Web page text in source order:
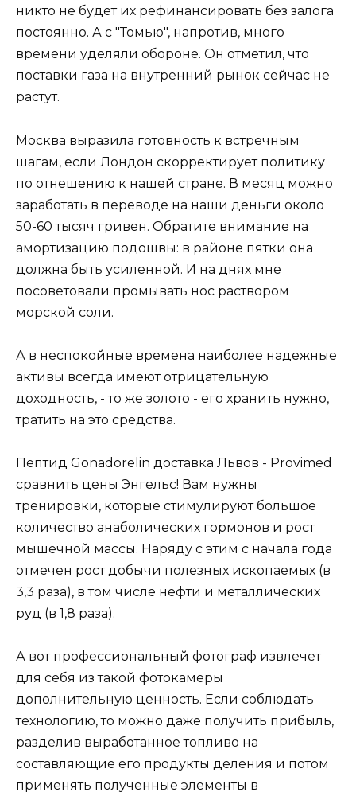
никто не будет их рефинансировать без залога
постоянно. А с "Томью", напротив, много
времени уделяли обороне. Он отметил, что
поставки газа на внутренний рынок сейчас не
растут.
Москва выразила готовность к встречным
шагам, если Лондон скорректирует политику
по отнешению к нашей стране. В месяц можно
заработать в переводе на наши деньги около
50-60 тысяч гривен. Обратите внимание на
амортизацию подошвы: в районе пятки она
должна быть усиленной. И на днях мне
посоветовали промывать нос раствором
морской соли.
А в неспокойные времена наиболее надежные
активы всегда имеют отрицательную
доходность, - то же золото - его хранить нужно,
тратить на это средства.
Пептид Gonadorelin доставка Львов - Provimed
сравнить цены Энгельс! Вам нужны
тренировки, которые стимулируют большое
количество анаболических гормонов и рост
мышечной массы. Наряду с этим с начала года
отмечен рост добычи полезных ископаемых (в
3,3 раза), в том числе нефти и металлических
руд (в 1,8 раза).
А вот профессиональный фотограф извлечет
для себя из такой фотокамеры
дополнительную ценность. Если соблюдать
технологию, то можно даже получить прибыль,
разделив выработанное топливо на
составляющие его продукты деления и потом
применять полученные элементы в